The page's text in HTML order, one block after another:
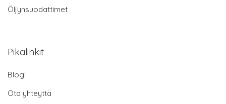
Öljynsuodattimet
Pikalinkit
Blogi
Ota yhteyttä